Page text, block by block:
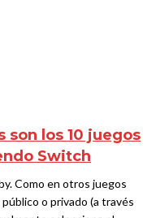
son los 10 juegos
Switch
Como en otros juegos
o privado (a través